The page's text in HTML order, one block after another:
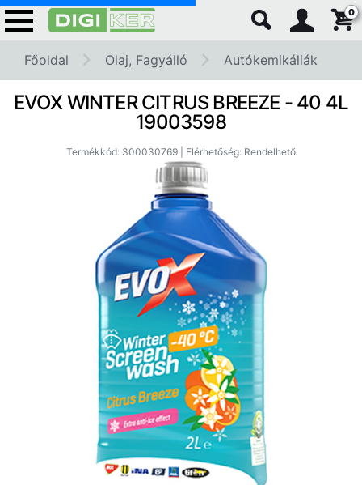
0
Főoldal Olaj, Fagyálló Autókemikáliák
EVOX WINTER CITRUS BREEZE - 40 4L
19003598
Termékkód: 300030769 | Elérhetőség: Rendelhető